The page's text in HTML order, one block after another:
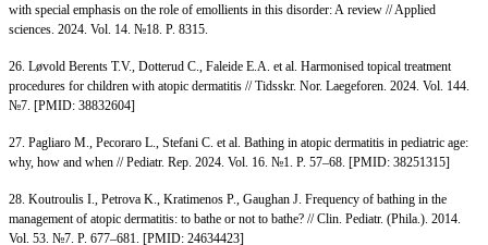
with special emphasis on the role of emollients in this disorder: A review // Applied
sciences. 2024. Vol. 14. №18. P. 8315.
26. Løvold Berents T.V., Dotterud C., Faleide E.A. et al. Harmonised topical treatment
procedures for children with atopic dermatitis // Tidsskr. Nor. Laegeforen. 2024. Vol. 144.
№7. [PMID: 38832604]
27. Pagliaro M., Pecoraro L., Stefani C. et al. Bathing in atopic dermatitis in pediatric age:
why, how and when // Pediatr. Rep. 2024. Vol. 16. №1. P. 57–68. [PMID: 38251315]
28. Koutroulis I., Petrova K., Kratimenos P., Gaughan J. Frequency of bathing in the
management of atopic dermatitis: to bathe or not to bathe? // Clin. Pediatr. (Phila.). 2014.
Vol. 53. №7. P. 677–681. [PMID: 24634423]